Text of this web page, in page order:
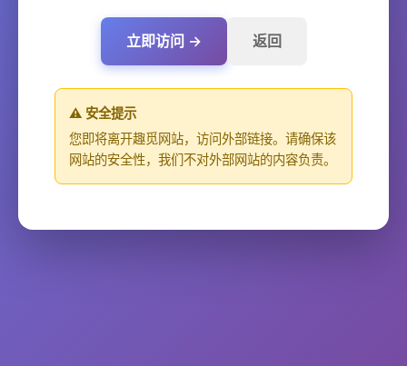
立即访问 → 返回
⚠️ 安全提示
您即将离开趣觅网站，访问外部链接。请确保该
网站的安全性，我们不对外部网站的内容负责。